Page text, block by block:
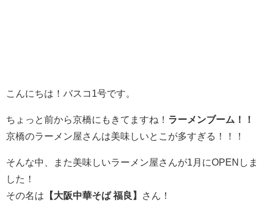
こんにちは！バスコ1号です。
ちょっと前から京橋にもきてますね！ ラーメンブーム！！
京橋のラーメン屋さんは美味しいとこが多すぎる！！！
そんな中、また美味しいラーメン屋さんが1月にOPENしま
した！
その名は 【大阪中華そば 福良】 さん！